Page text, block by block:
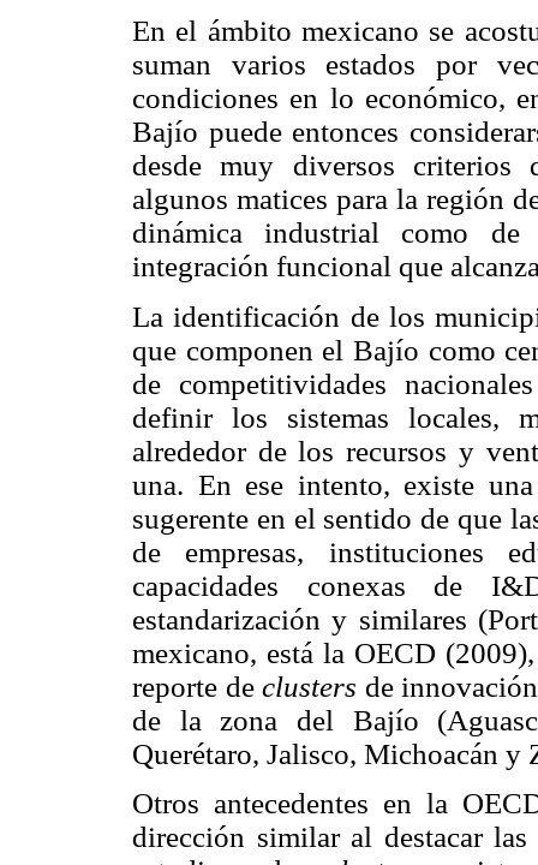
En el ámbito mexicano se
suman varios estados por
condiciones en lo económico,
Bajío puede entonces
desde muy diversos criterios
algunos matices para la región
dinámica industrial como
integración funcional que
La identificación de los
que componen el Bajío como
de competitividades
definir los sistemas locales,
alrededor de los recursos y
una. En ese intento, existe
sugerente en el sentido de que
de empresas, instituciones
capacidades conexas de
estandarización y similares
mexicano, está la OECD
reporte de clusters de
de la zona del Bajío
Querétaro, Jalisco, Michoacán y
Otros antecedentes en la
dirección similar al destacar